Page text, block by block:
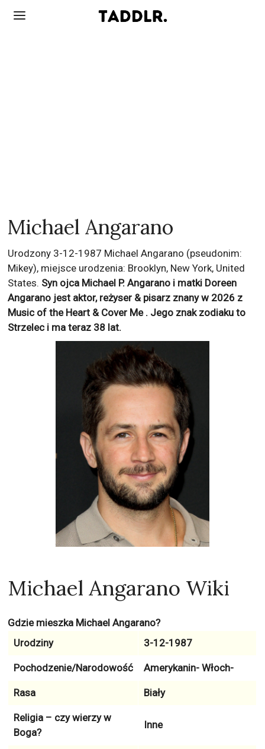
Michael Angarano
Urodzony 3-12-1987 Michael Angarano (pseudonim:
Mikey), miejsce urodzenia: Brooklyn, New York, United
States. Syn ojca Michael P. Angarano i matki Doreen
Angarano jest aktor, reżyser & pisarz znany w 2026 z
Music of the Heart & Cover Me . Jego znak zodiaku to
Strzeleci ma teraz 38 lat.
Michael Angarano Wiki
Gdzie mieszka Michael Angarano?
Urodziny
3-12-1987
Pochodzenie/Narodowość Amerykanin- Włoch-
Rasa Biały
Religia – czy wierzy w
Boga?
Inne